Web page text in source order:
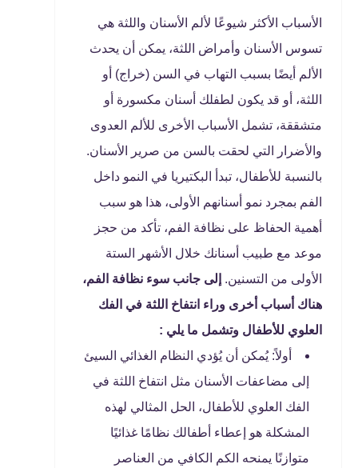
الأسباب الأكثر شيوعًا لألم الأسنان واللثة هي
تسوس الأسنان وأمراض اللثة، يمكن أن يحدث
الألم أيضًا بسبب التهاب في السن (خراج) أو
اللثة، أو قد يكون لطفلك أسنان مكسورة أو
متشققة، تشمل الأسباب الأخرى للألم العدوى
والأضرار التي لحقت بالسن من صرير الأسنان.
بالنسبة للأطفال، تبدأ البكتيريا في النمو داخل
الفم بمجرد نمو أسنانهم الأولى، هذا هو سبب
أهمية الحفاظ على نظافة الفم، تأكد من حجز
موعد مع طبيب أسنانك خلال الأشهر الستة
الأولى من التسنين. إلى جانب سوء نظافة الفم،
هناك أسباب أخرى وراء انتفاخ اللثة في الفك
العلوي للأطفال وتشمل ما يلي :
أولاً: يُمكن أن يُؤدي النظام الغذائي السيئ
إلى مضاعفات الأسنان مثل انتفاخ اللثة في
الفك العلوي للأطفال، الحل المثالي لهذه
المشكلة هو إعطاء أطفالك نظامًا غذائيًا
متوازنًا يمنحه الكم الكافي من العناصر